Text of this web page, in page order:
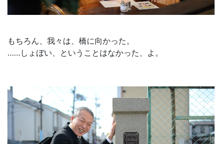
もちろん、我々は、橋に向かった。
……しょぼい、ということはなかった、よ。